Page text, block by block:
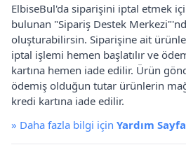
ElbiseBul'da siparişini iptal etmek
bulunan "Sipariş Destek
oluşturabilirsin. Siparişine ait
iptal işlemi hemen başlatılır ve
kartına hemen iade edilir. Ürün
ödemiş olduğun tutar ürünlerin
kredi kartına iade edilir.
» Daha fazla bilgi için Yardım